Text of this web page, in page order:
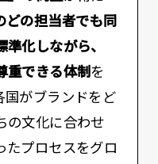
どの担当者でも同
化しながら、
重できる体制を
国がブランドをど
の文化に合わせ
たプロセスをグロ